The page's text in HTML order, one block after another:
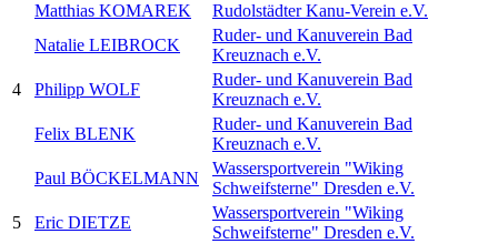
Matthias KOMAREK
Rudolstädter Kanu-Verein e.V.
4
Natalie LEIBROCK
Ruder- und Kanuverein Bad
Kreuznach e.V.
Philipp WOLF
Ruder- und Kanuverein Bad
Kreuznach e.V.
Felix BLENK
Ruder- und Kanuverein Bad
Kreuznach e.V.
5
Paul BÖCKELMANN
Wassersportverein "Wiking
Schweifsterne" Dresden e.V.
Eric DIETZE
Wassersportverein "Wiking
Schweifsterne" Dresden e.V.